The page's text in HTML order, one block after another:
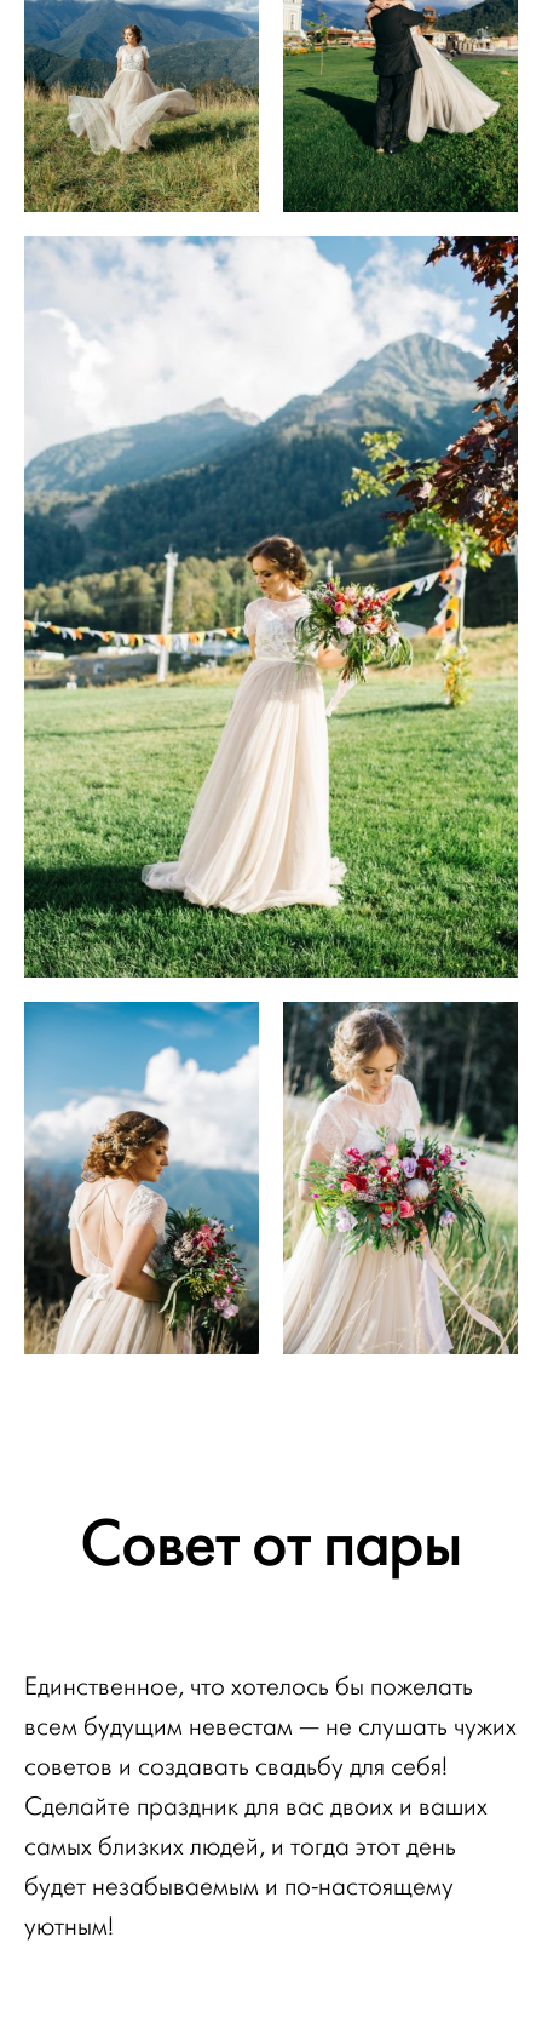
Совет от пары
Единственное, что хотелось бы пожелать
всем будущим невестам — не слушать чужих
советов и создавать свадьбу для себя!
Сделайте праздник для вас двоих и ваших
самых близких людей, и тогда этот день
будет незабываемым и по-настоящему
уютным!